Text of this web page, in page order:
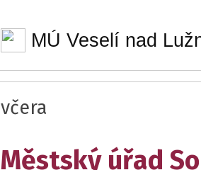
MÚ Veselí nad
včera
Městský úřad